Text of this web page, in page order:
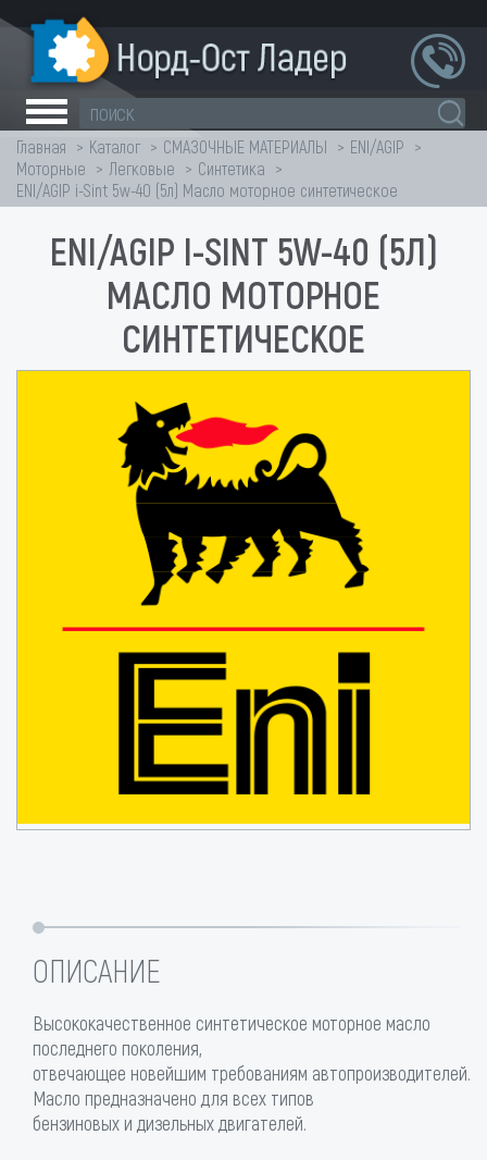
Главная Каталог СМАЗОЧНЫЕ МАТЕРИАЛЫ
ENI/AGIP
Моторные
Легковые
Синтетика
ENI/AGIP i-Sint 5w-40 (5л) Масло моторное синтетическое
ENI/AGIP I-SINT 5W-40 (5Л)
МАСЛО МОТОРНОЕ
СИНТЕТИЧЕСКОЕ
ОПИСАНИЕ
Высококачественное синтетическое моторное масло
последнего поколения,
отвечающее новейшим требованиям автопроизводителей.
Масло предназначено для всех типов
бензиновых и дизельных двигателей.